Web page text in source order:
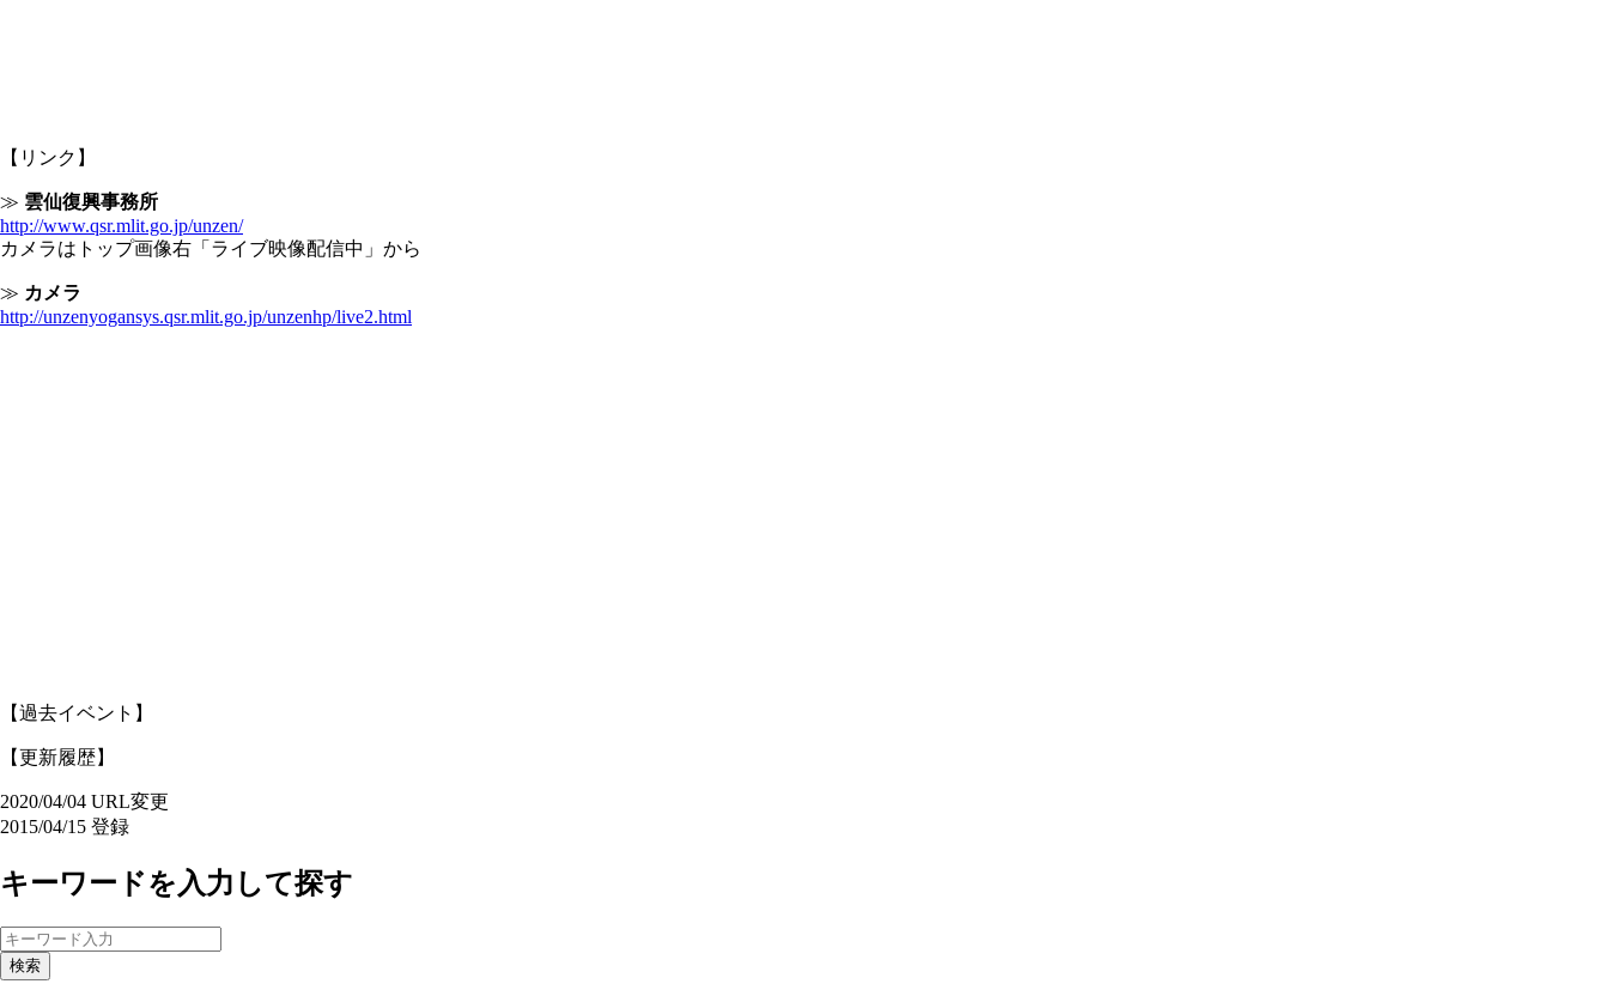
【リンク】
≫ 雲仙復興事務所
http://www.qsr.mlit.go.jp/unzen/
カメラはトップ画像右「ライブ映像配信中」から
≫ カメラ
http://unzenyogansys.qsr.mlit.go.jp/unzenhp/live2.html
【過去イベント】
【更新履歴】
2020/04/04 URL変更
2015/04/15 登録
キーワードを入力して探す